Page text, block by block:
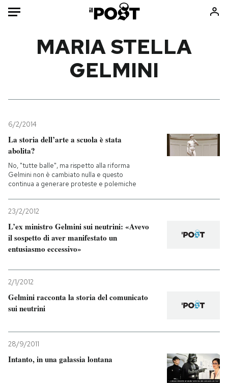
Mondo
Tecnologia
Internet
Cultura
Economia
Libri
Altrecose
PODCAST
NEWSLETTER
SHOP
MARIA STELLA
GELMINI
6/2/2014
La storia dell’arte a scuola è stata
abolita?
No, "tutte balle", ma rispetto alla riforma
Gelmini non è cambiato nulla e questo
continua a generare proteste e polemiche
23/2/2012
L’ex ministro Gelmini sui neutrini: «Avevo
il sospetto di aver manifestato un
entusiasmo eccessivo»
2/1/2012
Gelmini racconta la storia del comunicato
sui neutrini
28/9/2011
Intanto, in una galassia lontana